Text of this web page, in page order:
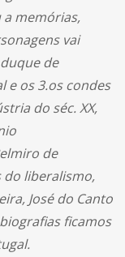
memórias,
vai
de
e os 3.os condes
do séc. XX,
de
do liberalismo,
José do Canto
ficamos